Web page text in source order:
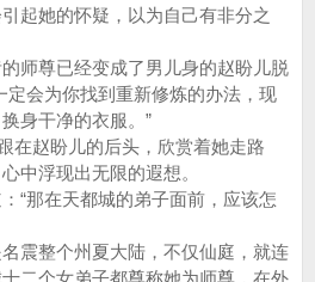
起她的怀疑，以为自己有非分之
尊已经变成了男儿身的赵盼儿脱
定会为你找到重新修炼的办法，现
身干净的衣服。”
赵盼儿的后头，欣赏着她走路
中浮现出无限的遐想。
那在天都城的弟子面前，应该怎
整个州夏大陆，不仅仙庭，就连
二个女弟子都尊称她为师尊，在外